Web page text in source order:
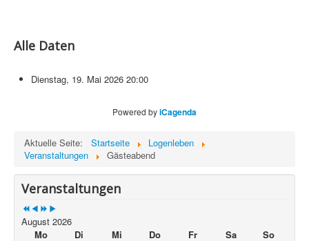
Alle Daten
Dienstag, 19. Mai 2026 20:00
Powered byiCagenda
Aktuelle Seite: Startseite
Logenleben
Veranstaltungen
Gästeabend
Veranstaltungen
August 2026
Mo
Di Mi Do Fr Sa So